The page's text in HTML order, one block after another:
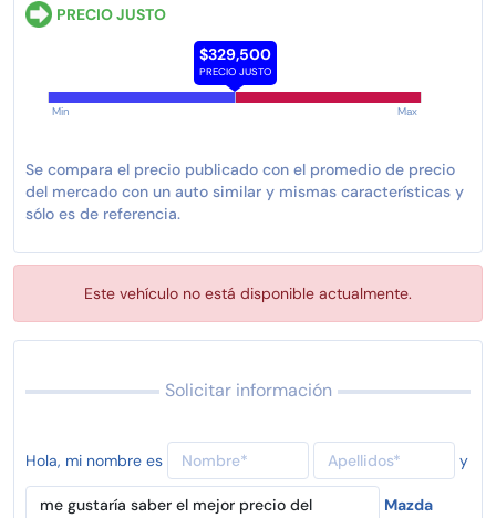
PRECIO JUSTO
$329,500
PRECIO JUSTO
Min Max
Se compara el precio publicado con el promedio de precio
del mercado con un auto similar y mismas características y
sólo es de referencia.
Este vehículo no está disponible actualmente.
Solicitar información
Hola, mi nombre es y
Mazda